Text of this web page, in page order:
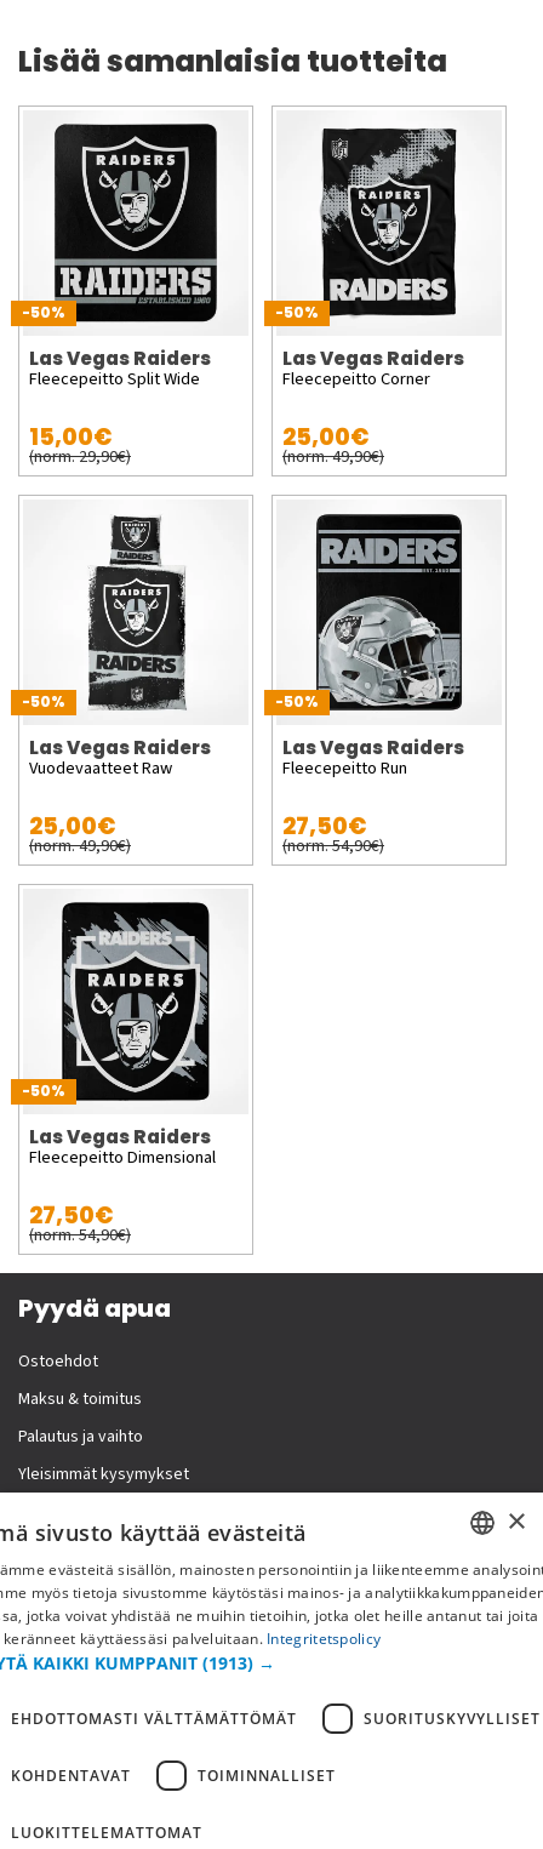
Lisää samanlaisia tuotteita
-50%
Las Vegas Raiders
Fleecepeitto Split Wide
15,00€
(norm. 29,90€)
-50%
Las Vegas Raiders
Fleecepeitto Corner
25,00€
(norm. 49,90€)
-50%
Las Vegas Raiders
Vuodevaatteet Raw
25,00€
(norm. 49,90€)
-50%
Las Vegas Raiders
Fleecepeitto Run
27,50€
(norm. 54,90€)
-50%
Las Vegas Raiders
Fleecepeitto Dimensional
27,50€
(norm. 54,90€)
Pyydä apua
Ostoehdot
Maksu & toimitus
Palautus ja vaihto
Yleisimmät kysymykset
Lisää meistä
Yritystiedot
FI
×
sivusto käyttää evästeitä
evästeitä sisällön, mainosten personointiin ja liikenteemme
myös tietoja sivustomme käytöstäsi mainos- ja
jotka voivat yhdistää ne muihin tietoihin, jotka olet heille antanut tai joita
keränneet käyttäessäsi palveluitaan. Integritetspolicy
KAIKKI KUMPPANIT (1913) →
EHDOTTOMASTI VÄLTTÄMÄTTÖMÄT SUORITUSKYVYLLISET
KOHDENTAVAT TOIMINNALLISET
LUOKITTELEMATTOMAT